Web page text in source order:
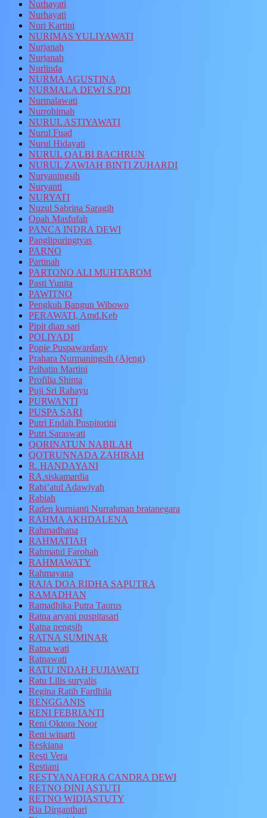
Nurhayati
Nurhayati
Nuri Kartini
NURIMAS YULIYAWATI
Nurjanah
Nurjanah
Nurlinda
NURMA AGUSTINA
NURMALA DEWI S.PDI
Nurmalawati
Nurrohimah
NURUL ASTIYAWATI
Nurul Fuad
Nurul Hidayati
NURUL QALBI BACHRUN
NURUL ZAWIAH BINTI ZUHARDI
Nuryaningsih
Nuryanti
NURYATI
Nuzul Sabrina Saragih
Opah Masfufah
PANCA INDRA DEWI
Panglipuringtyas
PARNO
Partinah
PARTONO ALI MUHTAROM
Pasti Yunita
PAWITNO
Pengkuh Bangun Wibowo
PERAWATI, Amd.Keb
Pipit dian sari
POLIYADI
Popie Puspawardany
Prahara Nurmaningsih (Ajeng)
Prihatin Martini
Profilia Shinta
Puji Sri Rahayu
PURWANTI
PUSPA SARI
Putri Endah Puspitorini
Putri Saraswati
QORINATUN NABILAH
QOTRUNNADA ZAHIRAH
R. HANDAYANI
RA.siskamardia
Rabi’atul Adawiyah
Rabiah
Raden kurnianti Nurrahman bratanegara
RAHMA AKHDALENA
Rahmadhana
RAHMATIAH
Rahmatul Farohah
RAHMAWATY
Rahmayana
RAJA DOA RIDHA SAPUTRA
RAMADHAN
Ramadhika Putra Taurus
Ratna aryani puspitasari
Ratna nengsih
RATNA SUMINAR
Ratna wati
Ratnawati
RATU INDAH FUJIAWATI
Ratu Lilis suryalis
Regina Ratih Fardhila
RENGGANIS
RENI FEBRIANTI
Reni Oktora Noor
Reni winarti
Reskiana
Resti Vera
Restiani
RESTYANAFORA CANDRA DEWI
RETNO DINI ASTUTI
RETNO WIDIASTUTY
Ria Dirganthari